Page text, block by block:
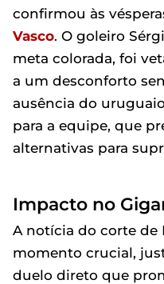
confirmou às
Vasco. O goleiro
meta colorada, foi
a um desconforto
ausência do
para a equipe, que
alternativas para
Impacto no
A notícia do corte de
momento crucial,
duelo direto que